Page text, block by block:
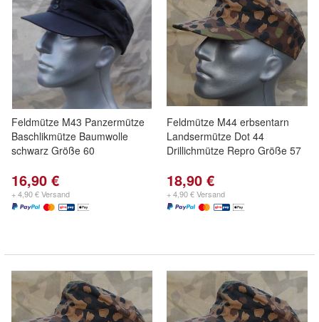
Feldmütze M43 Panzermütze
Baschlikmütze Baumwolle
schwarz Größe 60
16,90 €
+ 4,90 € Versand
Feldmütze M44 erbsentarn
Landsermütze Dot 44
Drillichmütze Repro Größe 57
18,90 €
+ 4,90 € Versand